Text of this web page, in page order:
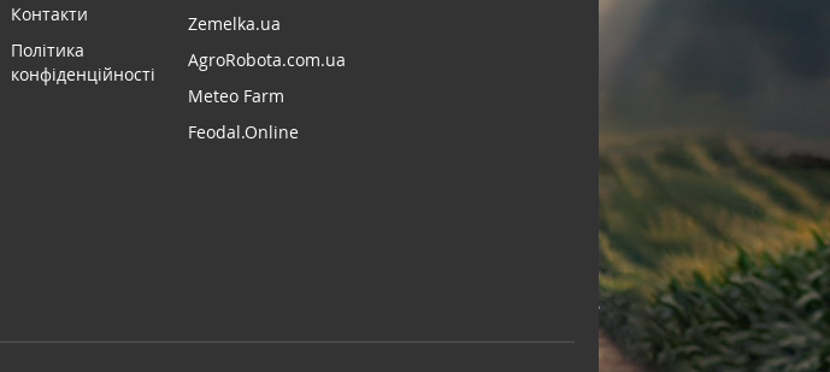
Контакти
Політика
конфіденційності
Zemelka.ua
AgroRobota.com.ua
Meteo Farm
Feodal.Online